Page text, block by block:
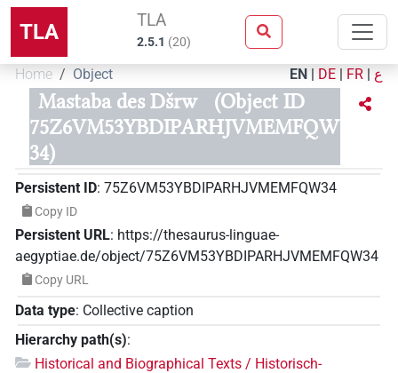
TLA TLA
2.5.1 (20)
Home Object EN | DE | FR | ع
Mastaba des Dšrw
(Object ID
75Z6VM53YBDIPARHJVMEMFQW
34)
Persistent ID: 75Z6VM53YBDIPARHJVMEMFQW34
Copy ID
Persistent URL: https://thesaurus-linguae-
aegyptiae.de/object/75Z6VM53YBDIPARHJVMEMFQW34
Copy URL
Data type: Collective caption
Hierarchy path(s):
Historical and Biographical Texts / Historisch-